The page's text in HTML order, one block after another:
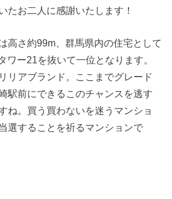
たお二人に感謝いたします！
高さ約99m、群馬県内の住宅として
ワー21を抜いて一位となります。
リアブランド。ここまでグレード
駅前にできるこのチャンスを逃す
ね。買う買わないを迷うマンショ
選することを祈るマンションで